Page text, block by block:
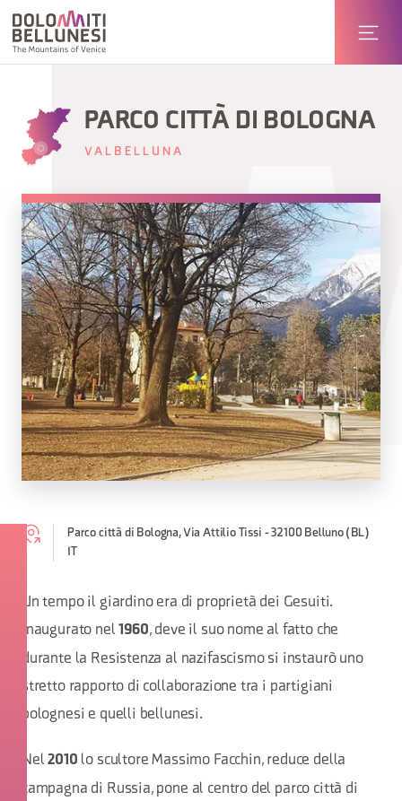
PARCO CITTÀ DI BOLOGNA
VALBELLUNA
Parco città di Bologna, Via Attilio Tissi - 32100 Belluno (BL)
IT
Un tempo il giardino era di proprietà dei Gesuiti.
Inaugurato nel1960, deve il suo nome al fatto che
durante la Resistenza al nazifascismo si instaurò uno
stretto rapporto di collaborazione tra i partigiani
bolognesi e quelli bellunesi.
Nel2010 lo scultore Massimo Facchin, reduce della
campagna di Russia, pone al centro del parco città di